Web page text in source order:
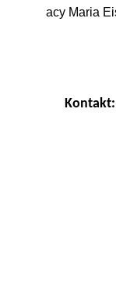
acy Maria
Kontakt: